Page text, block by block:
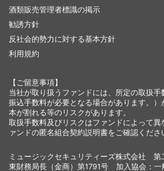
酒類販売管理者標識の掲示
勧誘方針
反社会的勢力に対する基本方針
利用規約
【ご留意事項】
当社が取り扱うファンドには、所定の取扱
振込手数料が必要となる場合があります。
本が割れる等のリスクがあります。
取扱手数料及びリスクはファンドによって
ァンドの匿名組合契約説明書をご確認くださ
ミュージックセキュリティーズ株式会社
東財務局長（金商）第1791号 加入協会：一